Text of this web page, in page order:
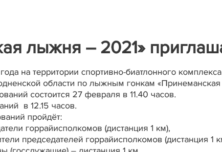
лыжня – 2021»
на территории спортивно-биатлонного
области по лыжным гонкам
состоится 27 февраля в 11.40 часов.
в 12.15 часов.
пройдёт:
горрайисполкомов (дистанция 1 км),
председателей горрайисполкомов (дистанция 1